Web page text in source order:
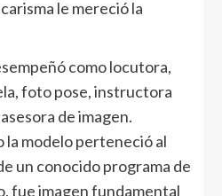
le mereció la
como locutora,
foto pose, instructora
de imagen.
modelo perteneció al
un conocido programa de
fue imagen fundamental